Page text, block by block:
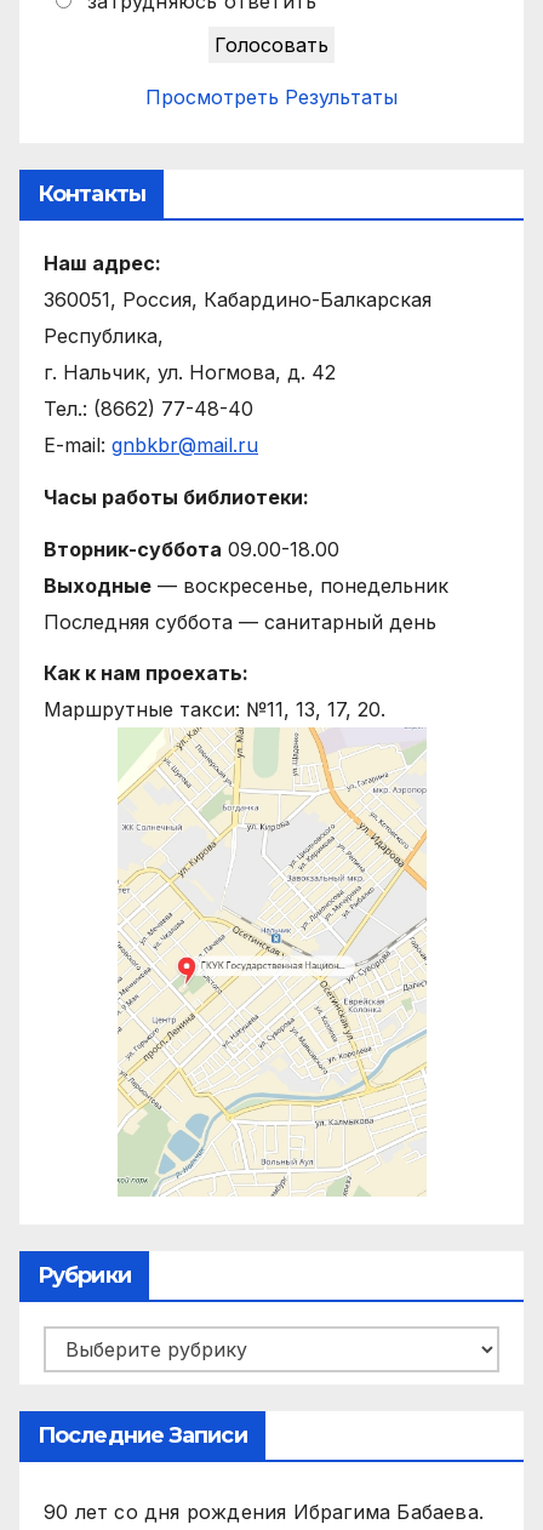
Просмотреть Результаты
Контакты
Наш адрес:
360051, Россия, Кабардино-Балкарская
Республика,
г. Нальчик, ул. Ногмова, д. 42
Тел.: (8662) 77-48-40
E-mail: gnbkbr@mail.ru
Часы работы библиотеки:
Вторник-суббота 09.00-18.00
Выходные — воскресенье, понедельник
Последняя суббота — санитарный день
Как к нам проехать:
Маршрутные такси: №11, 13, 17, 20.
Рубрики
Рубрики
Последние Записи
90 лет со дня рождения Ибрагима Бабаева.